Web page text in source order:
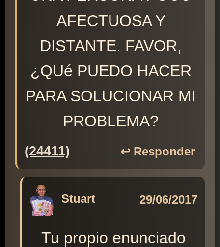
AFECTUOSA Y
DISTANTE. FAVOR,
¿QUé PUEDO HACER
PARA SOLUCIONAR MI
PROBLEMA?
(24411) ↩️ Responder
Stuart 29/06/2017
Tu propio enunciado